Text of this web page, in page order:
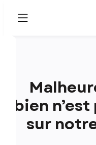
bien
sur